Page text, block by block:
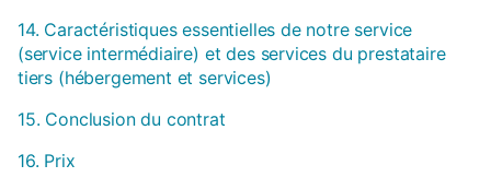
14. Caractéristiques essentielles de notre service
(service intermédiaire) et des services du prestataire
tiers (hébergement et services)
15. Conclusion du contrat
16. Prix